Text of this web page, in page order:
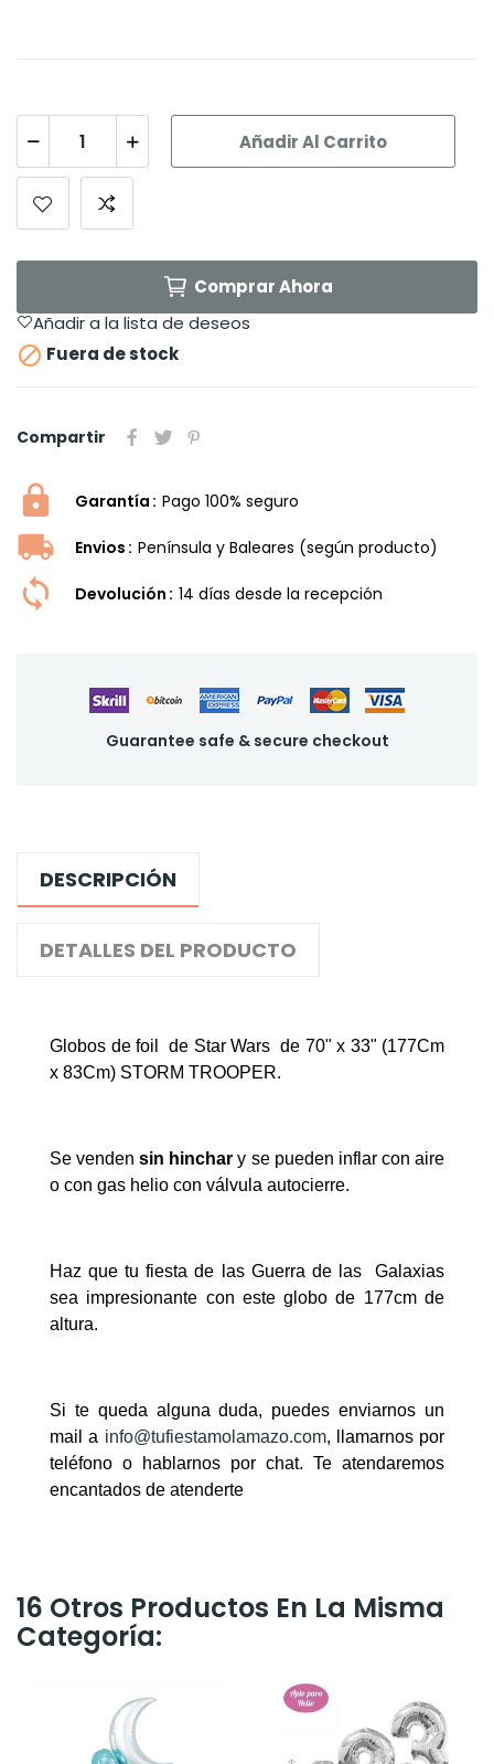
Añadir Al Carrito
Comprar Ahora
Añadir a la lista de deseos
 Fuera de stock
Compartir
Garantía Pago 100% seguro
Envios Península y Baleares (según producto)
Devolución 14 dí­as desde la recepción
Guarantee safe & secure checkout
DESCRIPCIÓN
DETALLES DEL PRODUCTO
Globos de foil de Star Wars de 70" x 33" (177Cm
x 83Cm) STORM TROOPER.
Se vendensin hinchary se pueden inflar con aire
o con gas helio con válvula autocierre.
Haz que tu fiesta de las Guerra de las Galaxias
sea impresionante con este globo de 177cm de
altura.
Si te queda alguna duda, puedes enviarnos un
mail a info@tufiestamolamazo.com, llamarnos por
teléfono o hablarnos por chat. Te atendaremos
encantados de atenderte
16 Otros Productos En La Misma
Categoría: